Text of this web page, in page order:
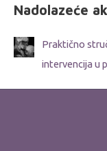
Nadolazeće
Praktično
intervencija u